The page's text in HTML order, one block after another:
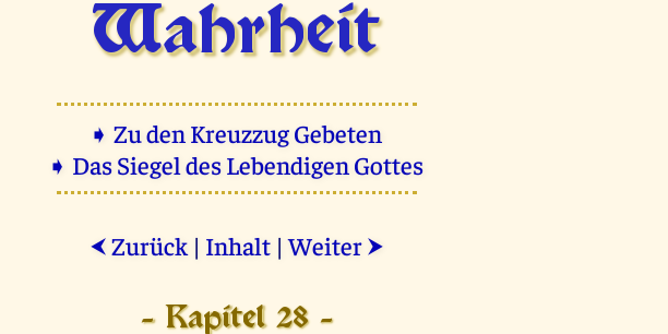
Wahrheit
➧ Zu den Kreuzzug Gebeten
➧ Das Siegel des Lebendigen Gottes
⮜ Zurück | Inhalt |Weiter ⮞
- Kapitel 28 -